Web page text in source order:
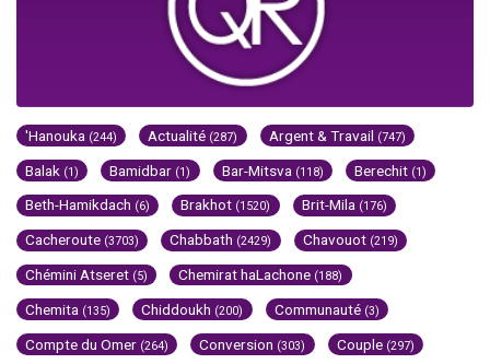
'Hanouka (244) Actualité (287) Argent & Travail (747)
Balak (1) Bamidbar (1) Bar-Mitsva (118) Berechit (1)
Beth-Hamikdach (6) Brakhot (1520) Brit-Mila (176)
Cacheroute (3703) Chabbath (2429) Chavouot (219)
Chémini Atseret (5) Chemirat haLachone (188)
Chemita (135) Chiddoukh (200) Communauté (3)
Compte du Omer (264) Conversion (303) Couple (297)